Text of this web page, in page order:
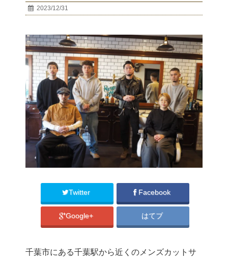
2023/12/31
Twitter Facebook
Google+ はてブ
千葉市にある千葉駅から近くのメンズカットサ